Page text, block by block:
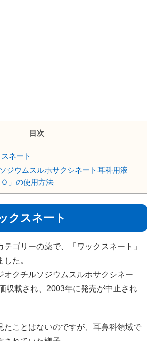
目次
ネート
ジウムスルホサクシネート耳科用液
」の使用方法
クスネート
ゴリーの薬で、「ワックスネート」
た。
オクチルソジウムスルホサクシネー
収載され、2003年に発売が中止され
たことはないのですが、耳鼻科領域で